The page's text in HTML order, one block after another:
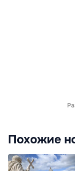
Похожие